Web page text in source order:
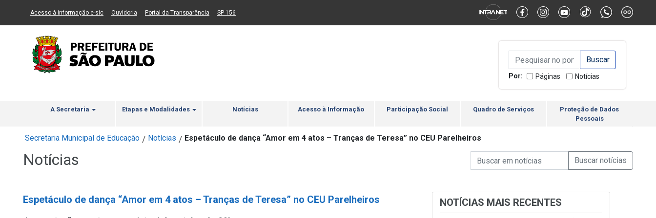
Ir ao Conteúdo Ir para menu principal 2 Ir para busca Ir para rodapé Alternar Alto Contraste Alternar Tamanho da Fonte
Acesso à informação e-sic(Link para um novo sítio)
Ouvidoria (Link para um novo sítio)
Portal da Transparência (Link para um novo sítio)
SP 156
Campo de Busca de
Campo de Busca de informaçõesEnviar a Busca
Por: Páginas Notícias
A Secretaria Etapas e Modalidades Notícias Acesso à Informação Participação Social Quadro de Serviços
Proteção de Dados
Pessoais
Secretaria Municipal de Educação / Notícias / Espetáculo de dança “Amor em 4 atos – Tranças de Teresa” no CEU Parelheiros
Notícias Campo de Busca de Notícias
Campo de Busca de informaçõesEnviar a Busca de
Espetáculo de dança “Amor em 4 atos – Tranças de Teresa” no CEU Parelheiros NOTÍCIAS MAIS RECENTES